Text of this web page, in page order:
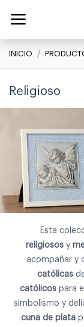
INICIO
Religioso
Esta
religiosos y
acompañar y
católicas
católicospara
simbolismo y
cuna de plata